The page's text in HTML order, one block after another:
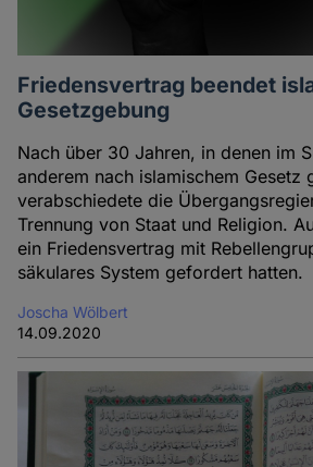
Friedensvertrag beendet
Gesetzgebung
Nach über 30 Jahren, in denen im
anderem nach islamischem Gesetz
verabschiedete die
Trennung von Staat und Religion.
ein Friedensvertrag mit
säkulares System gefordert hatten.
Joscha Wölbert
14.09.2020